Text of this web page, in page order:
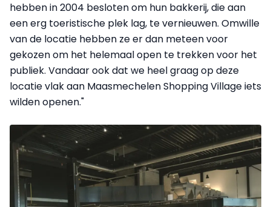
hebben in 2004 besloten om hun bakkerij, die aan
een erg toeristische plek lag, te vernieuwen. Omwille
van de locatie hebben ze er dan meteen voor
gekozen om het helemaal open te trekken voor het
publiek. Vandaar ook dat we heel graag op deze
locatie vlak aan Maasmechelen Shopping Village iets
wilden openen."